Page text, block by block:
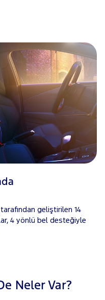
geliştirilen 14
4 yönlü bel desteğiyle
Neler Var?